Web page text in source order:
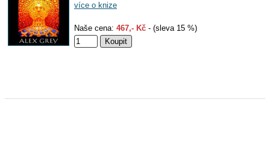
více o knize
Naše cena: 467,- Kč - (sleva 15 %)